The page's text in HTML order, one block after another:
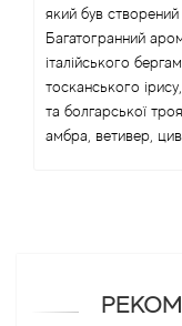
який був створений
Багатогранний
італійського
тосканського
та болгарської
амбра, ветивер,
Annayake
Anne Fontaine
Annick Goutal